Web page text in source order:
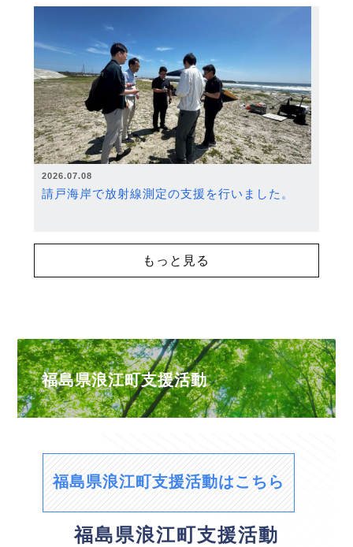
2026.07.08
請戸海岸で放射線測定の支援を行いました。
もっと見る
福島県浪江町支援活動
福島県浪江町支援活動はこちら
福島県浪江町支援活動